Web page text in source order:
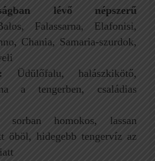
lévő népszerű
Falassarna, Elafonisi,
Chania, Samaria-szurdok,
Üdülőfalu, halászkikötő,
a tengerben, családias
homokos, lassan
öböl, hidegebb tengervíz az